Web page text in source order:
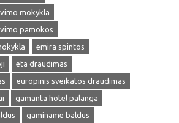
mokykla
pamokos
emira spintos
eta draudimas
europinis sveikatos draudimas
gamanta hotel palanga
gaminame baldus